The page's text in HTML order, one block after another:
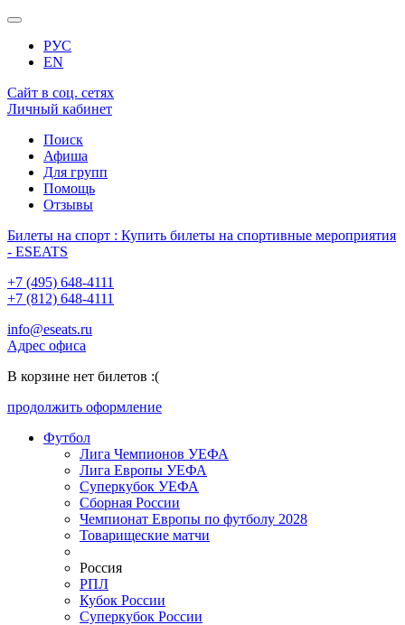
РУС
EN
Сайт в соц. сетях
Личный кабинет
Поиск
Афиша
Для групп
Помощь
Отзывы
Билеты на спорт : Купить билеты на спортивные мероприятия
- ESEATS
+7 (495) 648-4111
+7 (812) 648-4111
info@eseats.ru
Адрес офиса
В корзине нет билетов :(
продолжить оформление
Футбол
Лига Чемпионов УЕФА
Лига Европы УЕФА
Суперкубок УЕФА
Сборная России
Чемпионат Европы по футболу 2028
Товарищеские матчи
Россия
РПЛ
Кубок России
Суперкубок России